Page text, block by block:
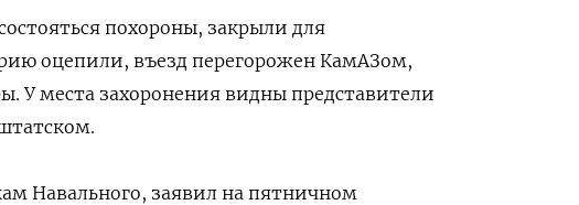
похороны, закрыли для
оцепили, въезд перегорожен КамАЗом,
У места захоронения видны представители
Навального, заявил на пятничном